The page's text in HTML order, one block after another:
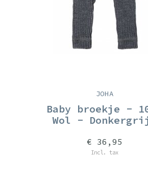
JOHA
Baby broekje -
Wol -
€ 36,95
Incl. tax